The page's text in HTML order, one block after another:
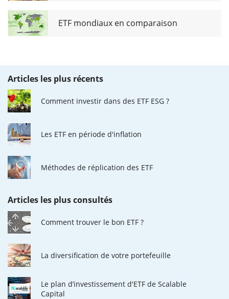
ETF mondiaux en comparaison
Articles les plus récents
Comment investir dans des ETF ESG ?
Les ETF en période d'inflation
Méthodes de réplication des ETF
Articles les plus consultés
Comment trouver le bon ETF ?
La diversification de votre portefeuille
Le plan d’investissement d'ETF de Scalable
Capital